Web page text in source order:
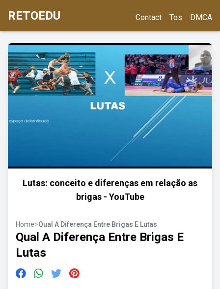
RETOEDU Contact Tos DMCA
Lutas: conceito e diferenças em relação as
brigas - YouTube
Home>Qual A Diferença Entre Brigas E Lutas
Qual A Diferença Entre Brigas E
Lutas